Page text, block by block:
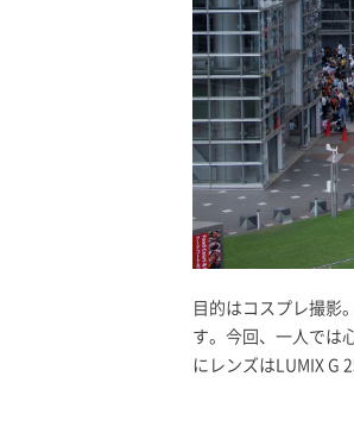
目的はコスプレ撮影
す。今回、一人では
にレンズはLUMIX G